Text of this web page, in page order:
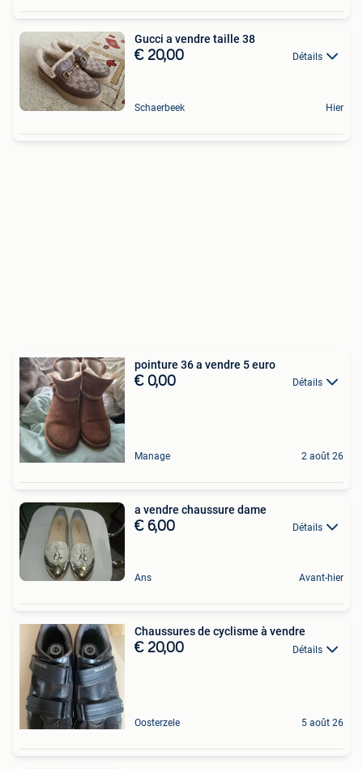
Gucci a vendre taille 38
€ 20,00 Détails
Schaerbeek Hier
pointure 36 a vendre 5 euro
€ 0,00 Détails
Manage 2 août 26
a vendre chaussure dame
€ 6,00 Détails
Ans Avant-hier
Chaussures de cyclisme à vendre
€ 20,00 Détails
Oosterzele 5 août 26